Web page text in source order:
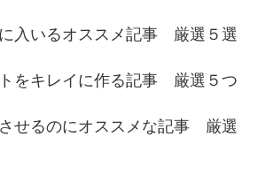
入いるオススメ記事 厳選５選
をキレイに作る記事 厳選５つ
せるのにオススメな記事 厳選